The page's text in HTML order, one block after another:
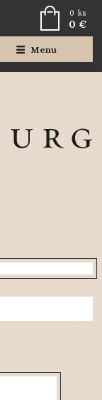
Menu
0 ks
0 €